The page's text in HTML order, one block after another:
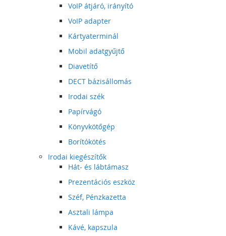
VoIP átjáró, irányító
VoIP adapter
Kártyaterminál
Mobil adatgyűjtő
Diavetítő
DECT bázisállomás
Irodai szék
Papírvágó
Könyvkötőgép
Borítókötés
Irodai kiegészítők
Hát- és lábtámasz
Prezentációs eszköz
Széf, Pénzkazetta
Asztali lámpa
Kávé, kapszula